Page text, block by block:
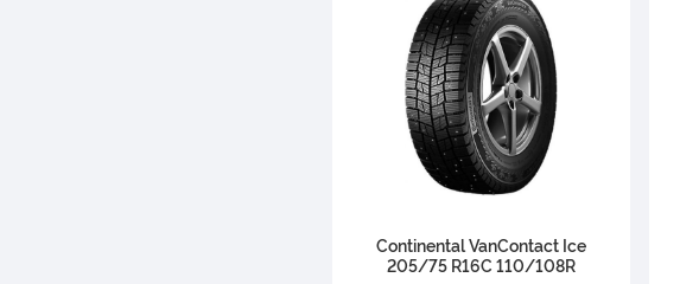
Continental VanContact Ice
205/75 R16C 110/108R